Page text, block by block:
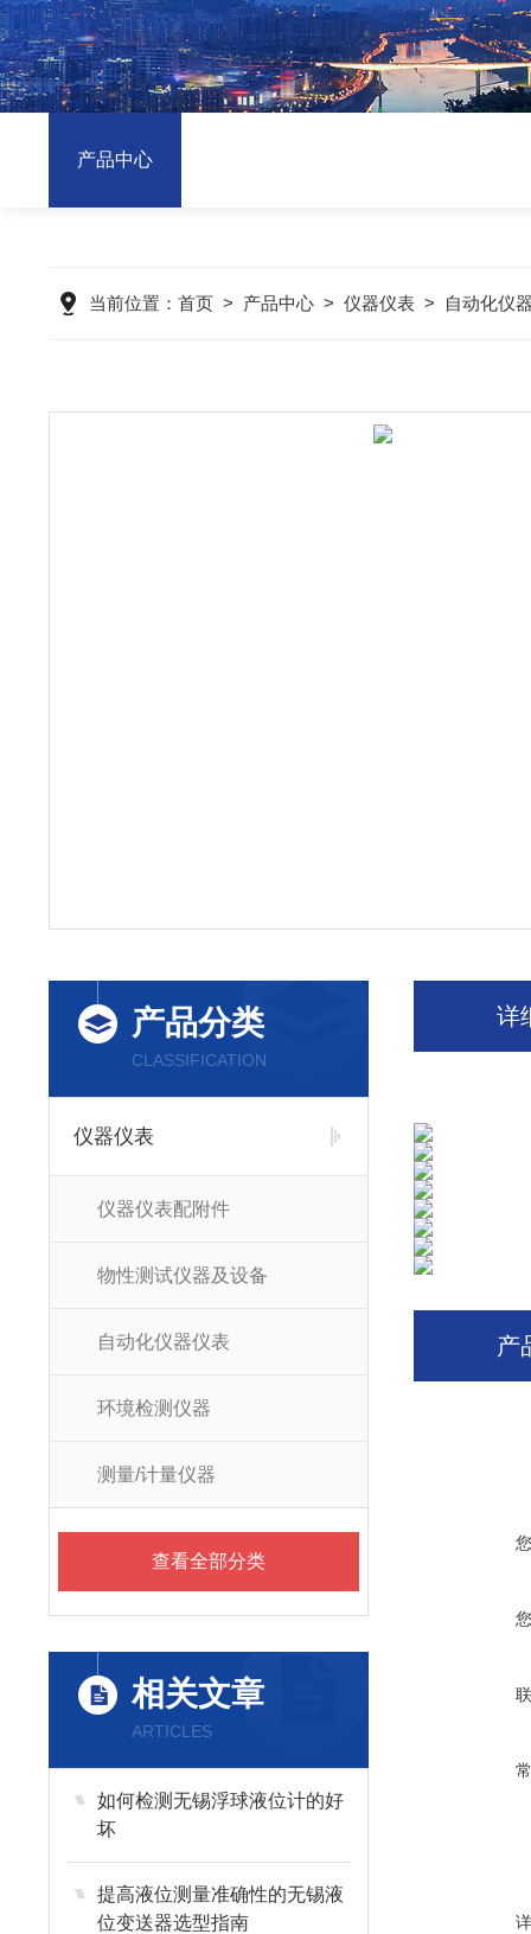
产品中心
当前位置： 首页> 产品中心> 仪器仪表> 自动化仪
产品分类
CLASSIFICATION
仪器仪表
仪器仪表配附件
物性测试仪器及设备
自动化仪器仪表
环境检测仪器
测量/计量仪器
查看全部分类
相关文章
ARTICLES
如何检测无锡浮球液位计的好
坏
提高液位测量准确性的无锡液
位变送器选型指南
详
产